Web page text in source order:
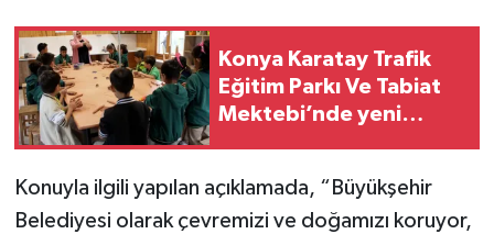
Konya Karatay Trafik
Eğitim Parkı Ve Tabiat
Mektebi’nde yeni
Konuyla ilgili yapılan açıklamada, “Büyükşehir
Belediyesi olarak çevremizi ve doğamızı koruyor,